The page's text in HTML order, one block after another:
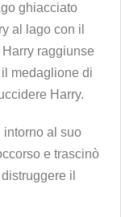
ghiacciato
al lago con il
raggiunse
medaglione di
Harry.
intorno al suo
e trascinò
il